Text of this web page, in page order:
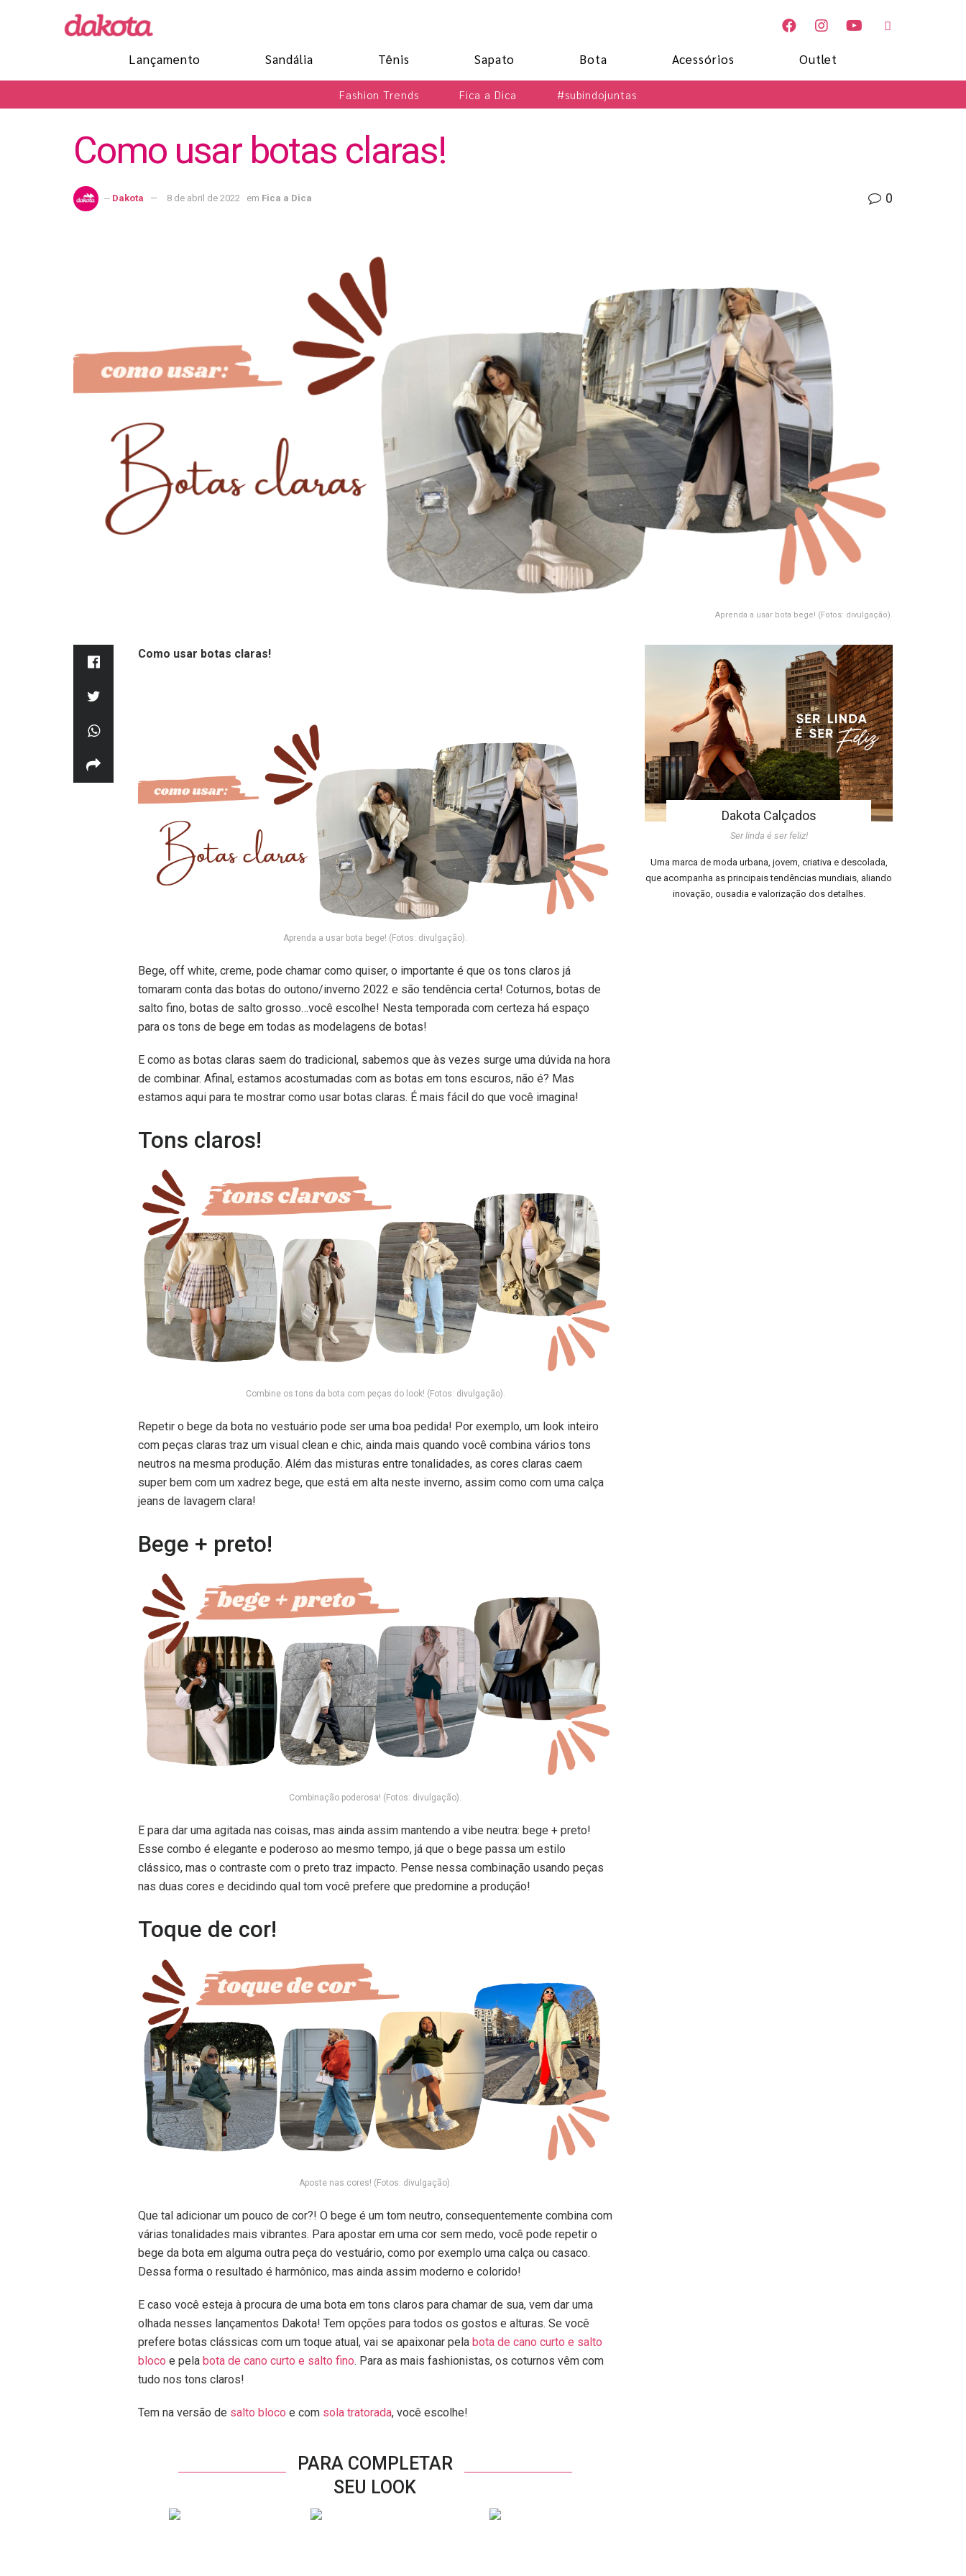
Lançamento Sandália Tênis Sapato Bota Acessórios Outlet
Fashion Trends Fica a Dica #subindojuntas
Como usar botas claras!
-- Dakota 8 de abril de 2022 em Fica a Dica 0
Aprenda a usar bota bege! (Fotos: divulgação).
Como usar botas claras!
Aprenda a usar bota bege! (Fotos: divulgação).
Bege, off white, creme, pode chamar como quiser, o importante é que os tons claros já
tomaram conta das botas do outono/inverno 2022 e são tendência certa! Coturnos, botas de
salto fino, botas de salto grosso…você escolhe! Nesta temporada com certeza há espaço
para os tons de bege em todas as modelagens de botas!
E como as botas claras saem do tradicional, sabemos que às vezes surge uma dúvida na hora
de combinar. Afinal, estamos acostumadas com as botas em tons escuros, não é? Mas
estamos aqui para te mostrar como usar botas claras. É mais fácil do que você imagina!
Tons claros!
Combine os tons da bota com peças do look! (Fotos: divulgação).
Repetir o bege da bota no vestuário pode ser uma boa pedida! Por exemplo, um look inteiro
com peças claras traz um visual clean e chic, ainda mais quando você combina vários tons
neutros na mesma produção. Além das misturas entre tonalidades, as cores claras caem
super bem com um xadrez bege, que está em alta neste inverno, assim como com uma calça
jeans de lavagem clara!
Bege + preto!
Combinação poderosa! (Fotos: divulgação).
E para dar uma agitada nas coisas, mas ainda assim mantendo a vibe neutra: bege + preto!
Esse combo é elegante e poderoso ao mesmo tempo, já que o bege passa um estilo
clássico, mas o contraste com o preto traz impacto. Pense nessa combinação usando peças
nas duas cores e decidindo qual tom você prefere que predomine a produção!
Toque de cor!
Aposte nas cores! (Fotos: divulgação).
Que tal adicionar um pouco de cor?! O bege é um tom neutro, consequentemente combina com
várias tonalidades mais vibrantes. Para apostar em uma cor sem medo, você pode repetir o
bege da bota em alguma outra peça do vestuário, como por exemplo uma calça ou casaco.
Dessa forma o resultado é harmônico, mas ainda assim moderno e colorido!
E caso você esteja à procura de uma bota em tons claros para chamar de sua, vem dar uma
olhada nesses lançamentos Dakota! Tem opções para todos os gostos e alturas. Se você
prefere botas clássicas com um toque atual, vai se apaixonar pela bota de cano curto e salto
bloco e pela bota de cano curto e salto fino. Para as mais fashionistas, os coturnos vêm com
tudo nos tons claros!
Tem na versão de salto bloco e com sola tratorada, você escolhe!
PARA COMPLETAR
SEU LOOK
Dakota Calçados
Ser linda é ser feliz!
Uma marca de moda urbana, jovem, criativa e descolada,
que acompanha as principais tendências mundiais, aliando
inovação, ousadia e valorização dos detalhes.